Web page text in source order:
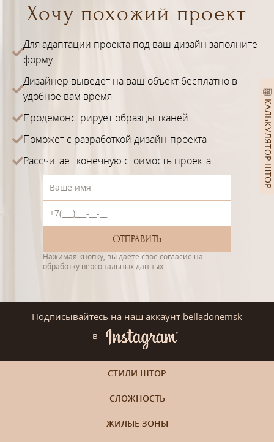
КАЛЬКУЛЯТОР ШТОР
Хочу похожий проект
Для адаптации проекта под ваш дизайн заполните
форму
Дизайнер выведет на ваш объект бесплатно в
удобное вам время
Продемонстрирует образцы тканей
Поможет с разработкой дизайн-проекта
Рассчитает конечную стоимость проекта
Нажимая кнопку, вы даете свое согласие на
обработку персональных данных
Подписывайтесь на наш аккаунт belladonemsk
в
СТИЛИ ШТОР
СЛОЖНОСТЬ
ЖИЛЫЕ ЗОНЫ